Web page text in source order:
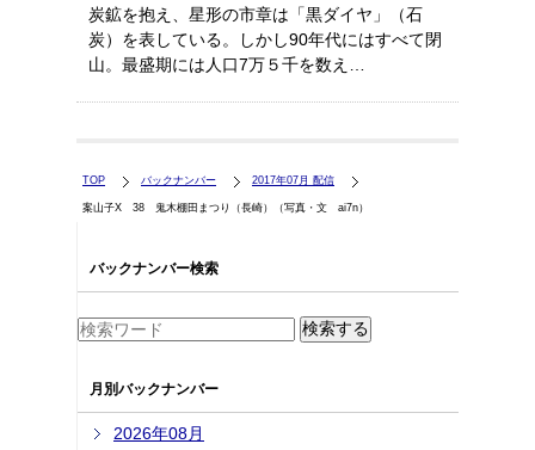
炭鉱を抱え、星形の市章は「黒ダイヤ」（石
炭）を表している。しかし90年代にはすべて閉
山。最盛期には人口7万５千を数え…
TOP バックナンバー 2017年07月 配信
案山子X 38 鬼木棚田まつり（長崎）（写真・文 ai7n）
バックナンバー検索
月別バックナンバー
2026年08月